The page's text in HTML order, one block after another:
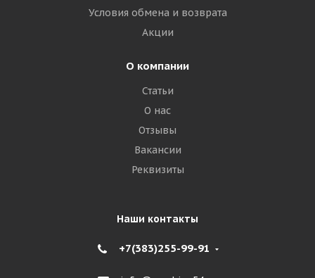
Условия обмена и возврата
Акции
О компании
Статьи
О нас
Отзывы
Вакансии
Реквизиты
Наши контакты
+7(383)255-99-91